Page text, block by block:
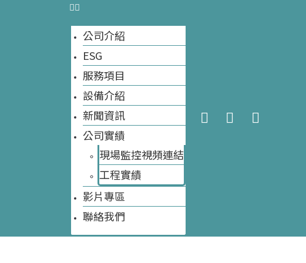
公司介紹
ESG
服務項目
設備介紹
新聞資訊
公司實績
現場監控視頻連結
工程實績​
影片專區
聯絡我們
自然環保科技有限公
甚至傳出每公斤處理費
帶來不小的經營壓力。